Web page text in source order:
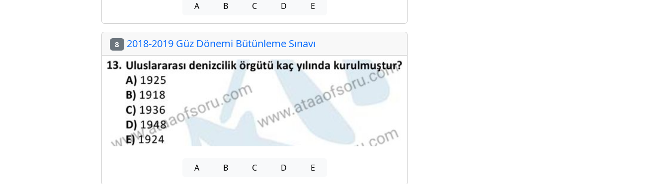
A B C D E
8 2018-2019 Güz Dönemi Bütünleme Sınavı
A B C D E